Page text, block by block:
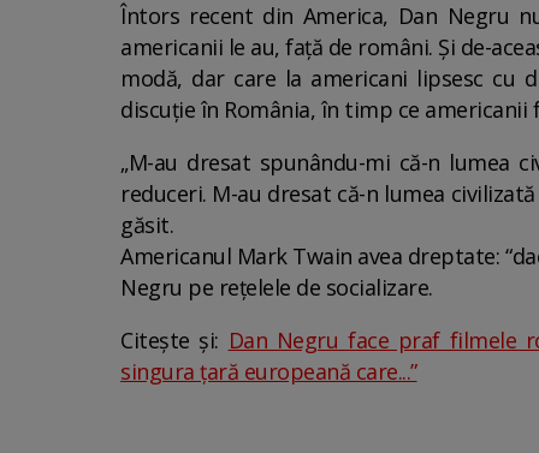
Întors recent din America, Dan Negru
americanii le au, față de români. Și de-
modă, dar care la americani lipsesc cu
discuție în România, în timp ce
„M-au dresat spunându-mi că-n lumea
reduceri. M-au dresat că-n lumea
găsit.
Americanul Mark Twain avea dreptate:
Negru pe rețelele de socializare.
Citește și: Dan Negru face praf filmele
singura țară europeană care...”